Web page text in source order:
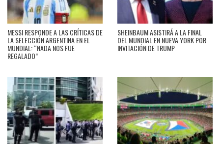
MESSI RESPONDE A LAS CRÍTICAS DE
LA SELECCIÓN ARGENTINA EN EL
MUNDIAL: “NADA NOS FUE
REGALADO”
SHEINBAUM ASISTIRÁ A LA FINAL
DEL MUNDIAL EN NUEVA YORK POR
INVITACIÓN DE TRUMP